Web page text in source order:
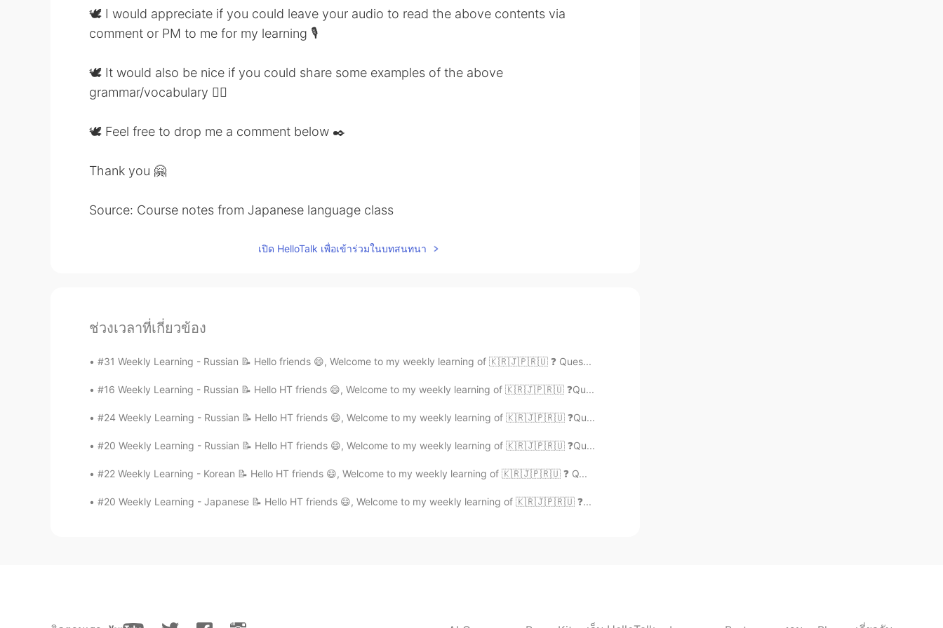
🕊 I would appreciate if you could leave your audio to read the above contents via
comment or PM to me for my learning 🎙
🕊 It would also be nice if you could share some examples of the above
grammar/vocabulary 👍🏼
🕊 Feel free to drop me a comment below ✒️
Thank you 🤗
Source: Course notes from Japanese language class
124 10
แสดงความคิดเห็น
Yoko
JP EN
@Hannahlohme.314
Maybe in Roma ji is shokudo, in Japanese しょくどう。 Anyway we
can understand both 😉🙌 ちょうおんぷ もよく知っていますね！
เปิด HelloTalk เพื่อเข้าร่วมในบทสนทนา
ช่วงเวลาที่เกี่ยวข้อง
#31 Weekly Learning - Russian 📝 Hello friends 😄, Welcome to my weekly learning of 🇰🇷🇯🇵🇷🇺 ❓ Ques...
#16 Weekly Learning - Russian 📝 Hello HT friends 😄, Welcome to my weekly learning of 🇰🇷🇯🇵🇷🇺 ❓Qu...
#24 Weekly Learning - Russian 📝 Hello HT friends 😄, Welcome to my weekly learning of 🇰🇷🇯🇵🇷🇺 ❓Qu...
#20 Weekly Learning - Russian 📝 Hello HT friends 😄, Welcome to my weekly learning of 🇰🇷🇯🇵🇷🇺 ❓Qu...
#22 Weekly Learning - Korean 📝 Hello HT friends 😄, Welcome to my weekly learning of 🇰🇷🇯🇵🇷🇺 ❓ Q...
#20 Weekly Learning - Japanese 📝 Hello HT friends 😄, Welcome to my weekly learning of 🇰🇷🇯🇵🇷🇺 ❓...